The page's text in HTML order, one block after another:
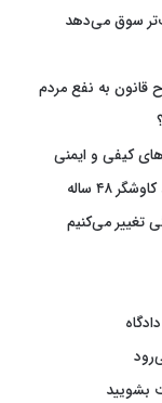
سوق می‌دهد
قانون به نفع مردم
تغییر می‌کنیم
بشویید